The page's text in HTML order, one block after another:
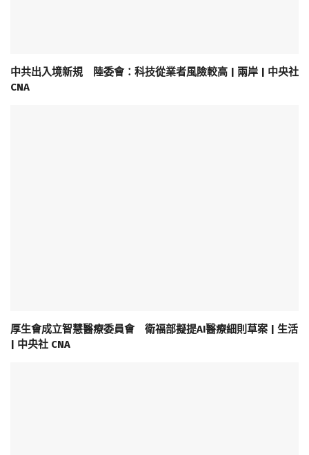
中共出入境新規 陸委會：科技從業者風險較高 | 兩岸 | 中央社
CNA
厚生會成立智慧醫療委員會 衛福部擬提AI醫療細則草案 | 生活
| 中央社 CNA